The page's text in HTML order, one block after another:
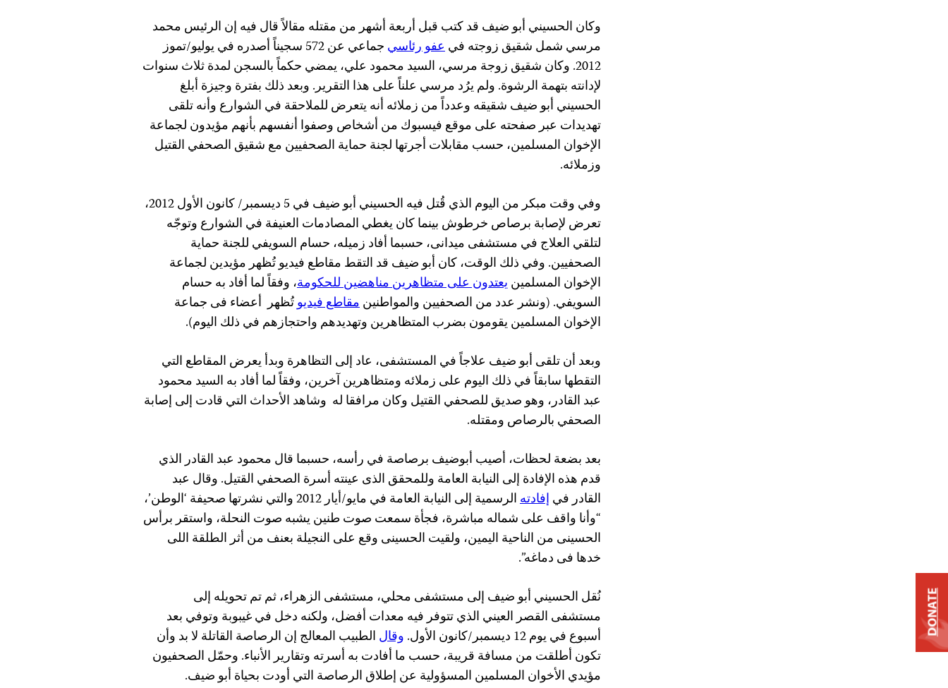
وكان الحسيني أبو ضيف قد كتب قبل أربعة أشهر من مقتله مقالاً قال فيه إن الرئيس محمد
مرسي شمل شقيق زوجته فيعفو رئاسي
جماعي عن 572 سجيناً أصدره في يوليو/تموز
2012. وكان شقيق زوجة مرسي، السيد محمود علي، يمضي حكماً بالسجن لمدة ثلاث سنوات
لإدانته بتهمة الرشوة. ولم يرُد مرسي علناً على هذا التقرير. وبعد ذلك بفترة وجيزة أبلغ
الحسيني أبو ضيف شقيقه وعدداً من زملائه أنه يتعرض للملاحقة في الشوارع وأنه تلقى
تهديدات عبر صفحته على موقع فيسبوك من أشخاص وصفوا أنفسهم بأنهم مؤيدون لجماعة
الإخوان المسلمين، حسب مقابلات أجرتها لجنة حماية الصحفيين مع شقيق الصحفي القتيل
وزملائه.
وفي وقت مبكر من اليوم الذي قُتل فيه الحسيني أبو ضيف في 5 ديسمبر/ كانون الأول 2012،
تعرض لإصابة برصاص خرطوش بينما كان يغطي المصادمات العنيفة في الشوارع وتوجّه
لتلقي العلاج في مستشفى ميدانى، حسبما أفاد زميله، حسام السويفي للجنة حماية
الصحفيين. وفي ذلك الوقت، كان أبو ضيف قد التقط مقاطع فيديو تُظهر مؤيدين لجماعة
الإخوان المسلمينيعتدون على متظاهرين مناهضين للحكومة، وفقاً لما أفاد به حسام
السويفي. (ونشر عدد من الصحفيين والمواطنينمقاطع فيديوتُظهر أعضاء فى جماعة
الإخوان المسلمين يقومون بضرب المتظاهرين وتهديدهم واحتجازهم في ذلك اليوم).
وبعد أن تلقى أبو ضيف علاجاً في المستشفى، عاد إلى التظاهرة وبدأ يعرض المقاطع التي
التقطها سابقاً في ذلك اليوم على زملائه ومتظاهرين آخرين، وفقاً لما أفاد به السيد محمود
عبد القادر، وهو صديق للصحفي القتيل وكان مرافقا له وشاهد الأحداث التي قادت إلى إصابة
الصحفي بالرصاص ومقتله.
بعد بضعة لحظات، أصيب أبوضيف برصاصة في رأسه، حسبما قال محمود عبد القادر الذي
قدم هذه الإفادة إلى النيابة العامة وللمحقق الذى عينته أسرة الصحفي القتيل. وقال عبد
القادر في إفادته
الرسمية إلى النيابة العامة في مايو/أيار 2012 والتي نشرتها صحيفة ‘الوطن’،
“وأنا واقف على شماله مباشرة، فجأة سمعت صوت طنين يشبه صوت النحلة، واستقر برأس
الحسينى من الناحية اليمين، ولقيت الحسينى وقع على النجيلة بعنف من أثر الطلقة اللى
خدها فى دماغه”.
نُقل الحسيني أبو ضيف إلى مستشفى محلي، مستشفى الزهراء، ثم تم تحويله إلى
مستشفى القصر العيني الذي تتوفر فيه معدات أفضل، ولكنه دخل في غيبوبة وتوفي بعد
أسبوع في يوم 12 ديسمبر/كانون الأول.
وقال الطبيب المعالج إن الرصاصة القاتلة لا بد وأن
تكون أطلقت من مسافة قريبة، حسب ما أفادت به أسرته وتقارير الأنباء. وحمّل الصحفيون
مؤيدي الأخوان المسلمين المسؤولية عن إطلاق الرصاصة التي أودت بحياة أبو ضيف.
DONATE